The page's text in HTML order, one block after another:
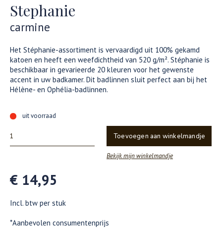
Stephanie
carmine
Het Stéphanie-assortiment is vervaardigd uit 100% gekamd
katoen en heeft een weefdichtheid van 520 g/m². Stéphanie is
beschikbaar in gevarieerde 20 kleuren voor het gewenste
accent in uw badkamer. Dit badlinnen sluit perfect aan bij het
Hélène- en Ophélia-badlinnen.
uit voorraad
Toevoegen aan winkelmandje
Bekijk mijn winkelmandje
€ 14,95
Incl. btw per stuk
*Aanbevolen consumentenprijs